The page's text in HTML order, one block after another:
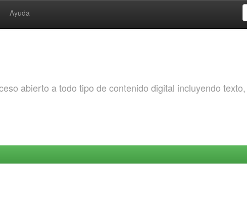
Ayuda
abierto a todo tipo de contenido digital incluyendo